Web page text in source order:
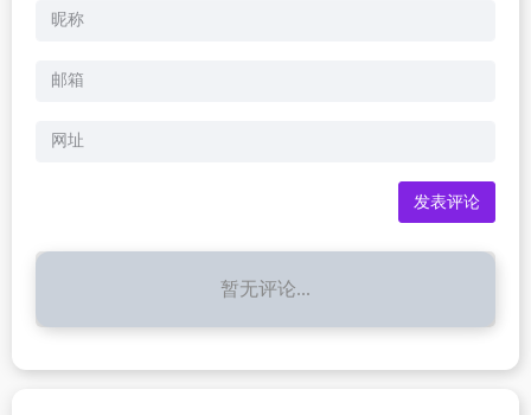
暂无评论...